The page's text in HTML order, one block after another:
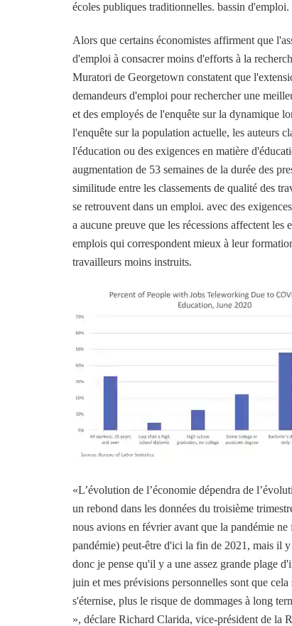
écoles publiques traditionnelles. bassin d'emploi.
Alors que certains économistes affirment que
d'emploi à consacrer moins d'efforts à la
Muratori de Georgetown constatent que
demandeurs d'emploi pour rechercher une
et des employés de l'enquête sur la dynamique
l'enquête sur la population actuelle, les auteurs
l'éducation ou des exigences en matière
augmentation de 53 semaines de la durée des
similitude entre les classements de qualité des
se retrouvent dans un emploi. avec des
a aucune preuve que les récessions affectent les
emplois qui correspondent mieux à leur
travailleurs moins instruits.
«L’évolution de l’économie dépendra de
un rebond dans les données du troisième
nous avions en février avant que la pandémie
pandémie) peut-être d'ici la fin de 2021, mais il
donc je pense qu'il y a une assez grande plage
juin et mes prévisions personnelles sont que
s'éternise, plus le risque de dommages à long
», déclare Richard Clarida, vice-président de la